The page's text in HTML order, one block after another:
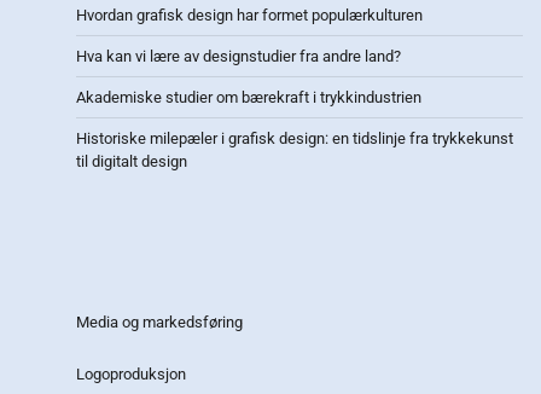
Hvordan grafisk design har formet populærkulturen
Hva kan vi lære av designstudier fra andre land?
Akademiske studier om bærekraft i trykkindustrien
Historiske milepæler i grafisk design: en tidslinje fra trykkekunst
til digitalt design
Media og markedsføring
Logoproduksjon